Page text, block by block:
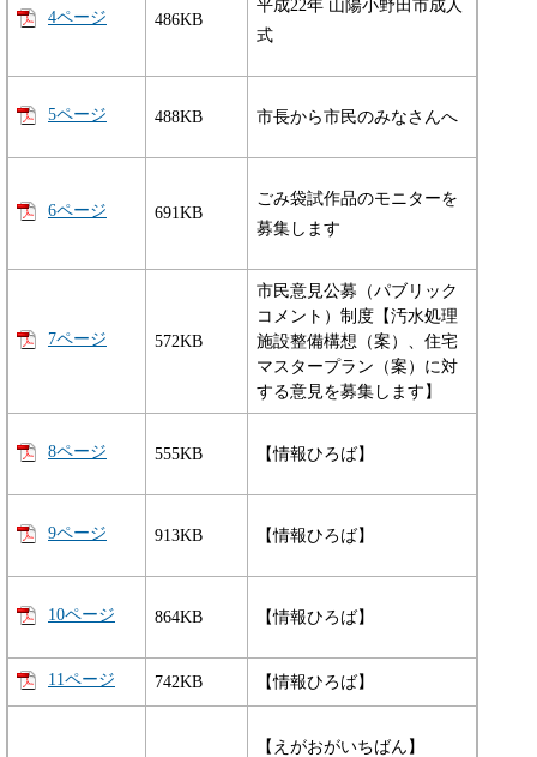
4ページ 486KB
平成22年 山陽小野田市成人
式
5ページ 488KB 市長から市民のみなさんへ
6ページ 691KB
ごみ袋試作品のモニターを
募集します
7ページ 572KB
市民意見公募（パブリック
コメント）制度【汚水処理
施設整備構想（案）、住宅
マスタープラン（案）に対
する意見を募集します】
8ページ 555KB 【情報ひろば】
9ページ 913KB 【情報ひろば】
10ページ 864KB 【情報ひろば】
11ページ 742KB 【情報ひろば】
【えがおがいちばん】